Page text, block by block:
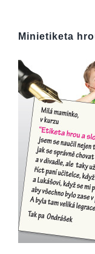
Minietiketa